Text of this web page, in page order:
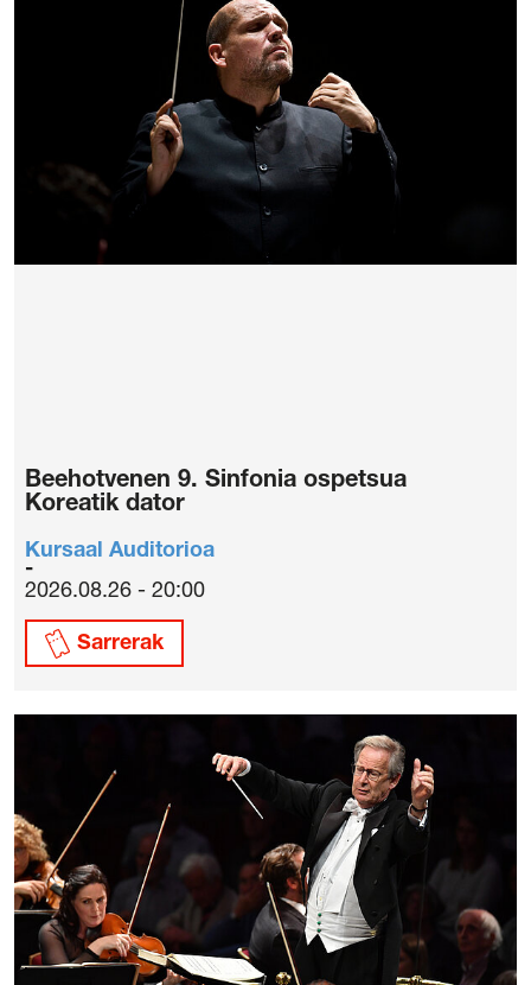
Beehotvenen 9. Sinfonia ospetsua
Koreatik dator
Kursaal Auditorioa
2026.08.26 - 20:00
Sarrerak